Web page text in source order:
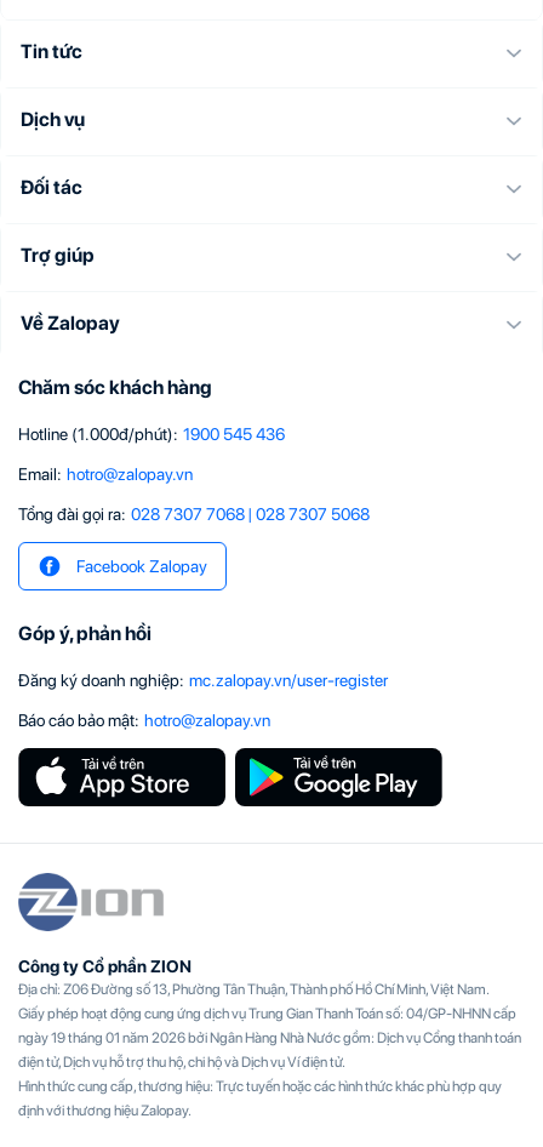
Tin tức
Dịch vụ
Đối tác
Trợ giúp
Về Zalopay
Chăm sóc khách hàng
Hotline (1.000đ/phút): 1900 545 436
Email: hotro@zalopay.vn
Tổng đài gọi ra: 028 7307 7068| 028 7307 5068
Facebook Zalopay
Góp ý, phản hồi
Đăng ký doanh nghiệp: mc.zalopay.vn/user-register
Báo cáo bảo mật: hotro@zalopay.vn
Công ty Cổ phần ZION
Địa chỉ: Z06 Đường số 13, Phường Tân Thuận, Thành phố Hồ Chí Minh, Việt Nam.
Giấy phép hoạt động cung ứng dịch vụ Trung Gian Thanh Toán số: 04/GP-NHNN cấp
ngày 19 tháng 01 năm 2026 bởi Ngân Hàng Nhà Nước gồm: Dịch vụ Cổng thanh toán
điện tử, Dịch vụ hỗ trợ thu hộ, chi hộ và Dịch vụ Ví điện tử.
Hình thức cung cấp, thương hiệu: Trực tuyến hoặc các hình thức khác phù hợp quy
định với thương hiệu Zalopay.